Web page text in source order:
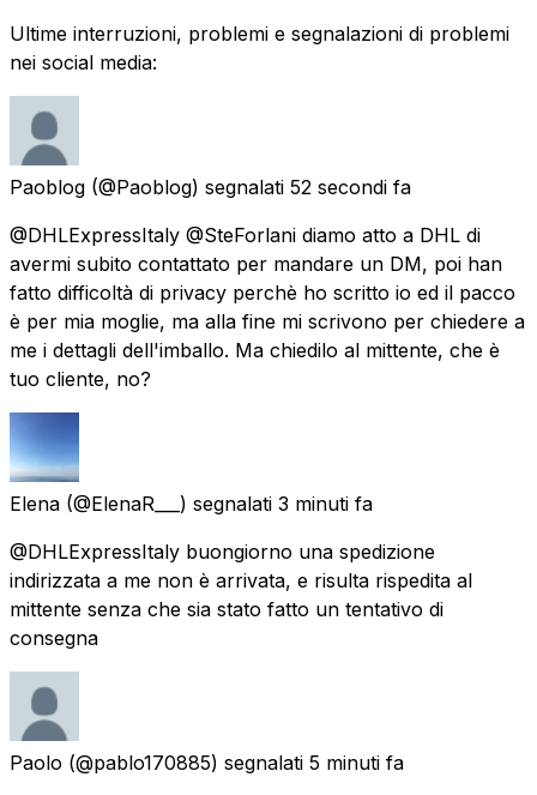
Ultime interruzioni, problemi e segnalazioni di problemi
nei social media:
Paoblog (@Paoblog) segnalati 52 secondi fa
@DHLExpressItaly @SteForlani diamo atto a DHL di
avermi subito contattato per mandare un DM, poi han
fatto difficoltà di privacy perchè ho scritto io ed il pacco
è per mia moglie, ma alla fine mi scrivono per chiedere a
me i dettagli dell'imballo. Ma chiedilo al mittente, che è
tuo cliente, no?
Elena (@ElenaR___) segnalati 3 minuti fa
@DHLExpressItaly buongiorno una spedizione
indirizzata a me non è arrivata, e risulta rispedita al
mittente senza che sia stato fatto un tentativo di
consegna
Paolo (@pablo170885) segnalati 5 minuti fa